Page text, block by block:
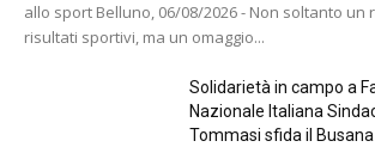
allo sport Belluno, 06/08/2026 - Non soltanto un
risultati sportivi, ma un omaggio...
Solidarietà in campo a
Nazionale Italiana
Tommasi sfida il